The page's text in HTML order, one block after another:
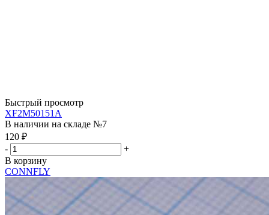
Быстрый просмотр
XF2M50151A
В наличии на складе №7
120 ₽
-
+
В корзину
CONNFLY